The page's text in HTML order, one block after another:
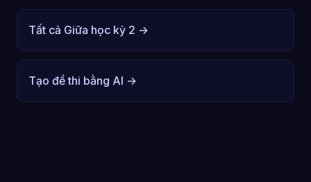
Tất cả Giữa học kỳ 2 →
Tạo đề thi bằng AI →